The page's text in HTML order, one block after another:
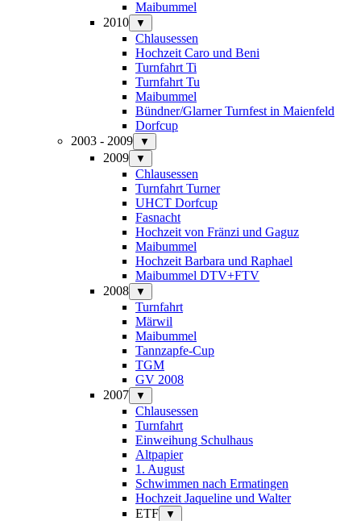
Maibummel
2010
▼
Chlausessen
Hochzeit Caro und Beni
Turnfahrt Ti
Turnfahrt Tu
Maibummel
Bündner/Glarner Turnfest in Maienfeld
Dorfcup
2003 - 2009
▼
2009 ▼
Chlausessen
Turnfahrt Turner
UHCT Dorfcup
Fasnacht
Hochzeit von Fränzi und Gaguz
Maibummel
Hochzeit Barbara und Raphael
Maibummel DTV+FTV
2008
▼
Turnfahrt
Märwil
Maibummel
Tannzapfe-Cup
TGM
GV 2008
2007
▼
Chlausessen
Turnfahrt
Einweihung Schulhaus
Altpapier
1. August
Schwimmen nach Ermatingen
Hochzeit Jaqueline und Walter
ETF
▼